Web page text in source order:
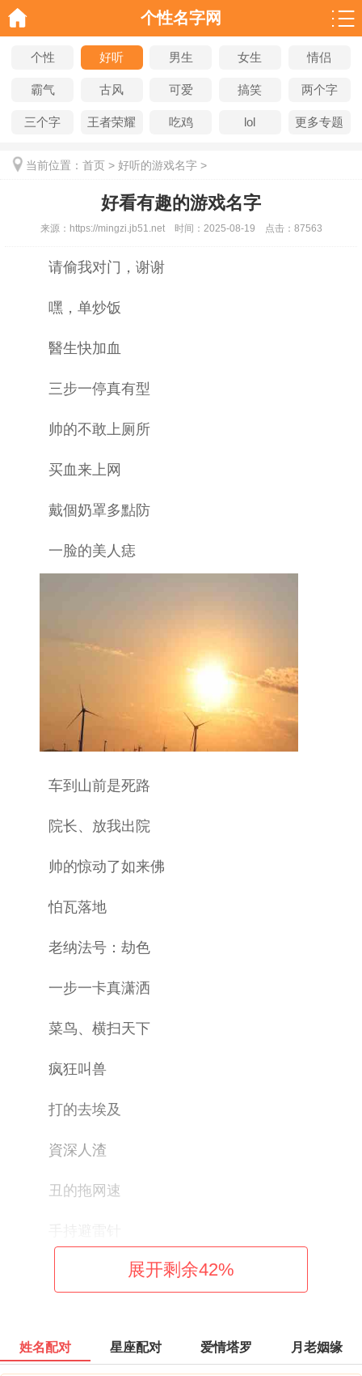
个性名字网
个性 好听 男生 女生 情侣
霸气 古风 可爱 搞笑 两个字
三个字 王者荣耀 吃鸡 lol 更多专题
当前位置： 首页 > 好听的游戏名字 >
好看有趣的游戏名字
来源： https://mingzi.jb51.net 时间： 2025-08-19 点击： 87563
请偷我对门，谢谢
嘿，单炒饭
醫生快加血
三步一停真有型
帅的不敢上厕所
买血来上网
戴個奶罩多點防
一脸的美人痣
车到山前是死路
院长、放我出院
帅的惊动了如来佛
怕瓦落地
老纳法号：劫色
一步一卡真潇洒
菜鸟、横扫天下
疯狂叫兽
打的去埃及
資深人渣
丑的拖网速
爬上墙头等红杏
菜刀闯天涯
展开剩余42%
姓名配对 星座配对 爱情塔罗 月老姻缘